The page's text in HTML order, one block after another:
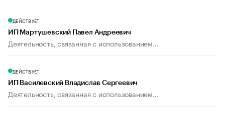
ДЕЙСТВУЕТ
ИП Мартушевский Павел Андреевич
Деятельность, связанная с использованием...
ДЕЙСТВУЕТ
ИП Василевский Владислав Сергеевич
Деятельность, связанная с использованием...